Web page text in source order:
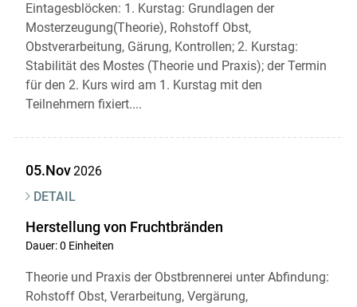
Eintagesblöcken: 1. Kurstag: Grundlagen der
Mosterzeugung(Theorie), Rohstoff Obst,
Obstverarbeitung, Gärung, Kontrollen; 2. Kurstag:
Stabilität des Mostes (Theorie und Praxis); der Termin
für den 2. Kurs wird am 1. Kurstag mit den
Teilnehmern fixiert....
05.Nov2026
DETAIL
Herstellung von Fruchtbränden
Dauer: 0 Einheiten
Theorie und Praxis der Obstbrennerei unter Abfindung:
Rohstoff Obst, Verarbeitung, Vergärung,